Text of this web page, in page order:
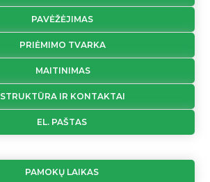
PAVĖŽĖJIMAS
PRIĖMIMO TVARKA
MAITINIMAS
STRUKTŪRA IR KONTAKTAI
EL. PAŠTAS
PAMOKŲ LAIKAS